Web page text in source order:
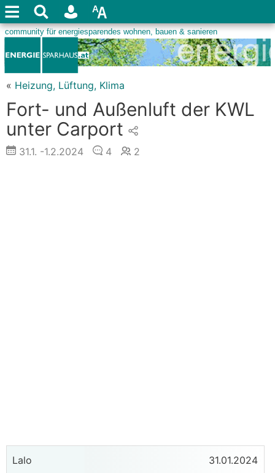
« Heizung, Lüftung, Klima
Fort- und Außenluft der KWL
unter Carport
31.1. -1.2.2024 4 2
Lalo 31.01.2024